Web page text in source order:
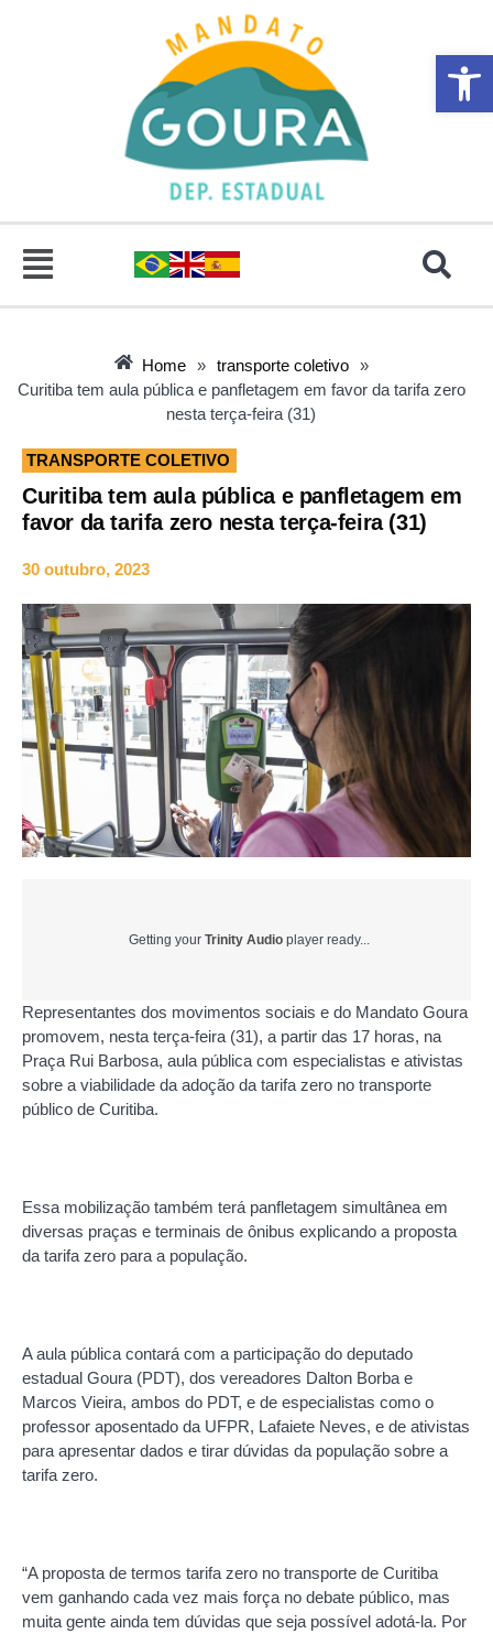
Abrir
Home » transporte coletivo
»
Curitiba tem aula pública e panfletagem em favor da tarifa zero
nesta terça-feira (31)
TRANSPORTE COLETIVO
Curitiba tem aula pública e panfletagem em
favor da tarifa zero nesta terça-feira (31)
30 outubro, 2023
Getting your Trinity Audio player ready...
Representantes dos movimentos sociais e do Mandato Goura
promovem, nesta terça-feira (31), a partir das 17 horas, na
Praça Rui Barbosa, aula pública com especialistas e ativistas
sobre a viabilidade da adoção da tarifa zero no transporte
público de Curitiba.
Essa mobilização também terá panfletagem simultânea em
diversas praças e terminais de ônibus explicando a proposta
da tarifa zero para a população.
A aula pública contará com a participação do deputado
estadual Goura (PDT), dos vereadores Dalton Borba e
Marcos Vieira, ambos do PDT, e de especialistas como o
professor aposentado da UFPR, Lafaiete Neves, e de ativistas
para apresentar dados e tirar dúvidas da população sobre a
tarifa zero.
“A proposta de termos tarifa zero no transporte de Curitiba
vem ganhando cada vez mais força no debate público, mas
muita gente ainda tem dúvidas que seja possível adotá-la. Por